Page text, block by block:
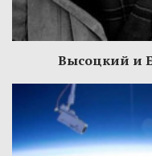
Высоцкий и